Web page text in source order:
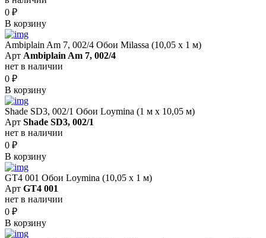
0 ₽
В корзину
Ambiplain Am 7, 002/4 Обои Milassa (10,05 х 1 м)
Арт Ambiplain Am 7, 002/4
нет в наличии
0 ₽
В корзину
Shade SD3, 002/1 Обои Loymina (1 м х 10,05 м)
Арт Shade SD3, 002/1
нет в наличии
0 ₽
В корзину
GT4 001 Обои Loymina (10,05 х 1 м)
Арт GT4 001
нет в наличии
0 ₽
В корзину